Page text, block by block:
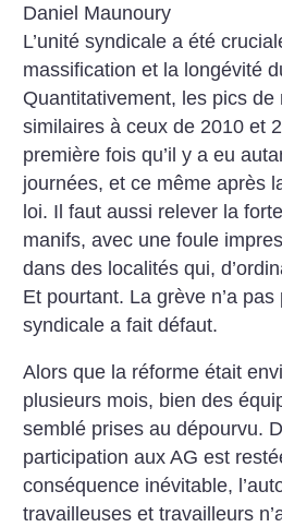
Daniel Maunoury
L’unité syndicale a été
massification et la longévité
Quantitativement, les pics
similaires à ceux de 2010 et
première fois qu’il y a eu
journées, et ce même après
loi. Il faut aussi relever la
manifs, avec une foule
dans des localités qui,
Et pourtant. La grève n’a pas
syndicale a fait défaut.
Alors que la réforme était
plusieurs mois, bien des
semblé prises au dépourvu.
participation aux AG est
conséquence inévitable,
travailleuses et travailleurs